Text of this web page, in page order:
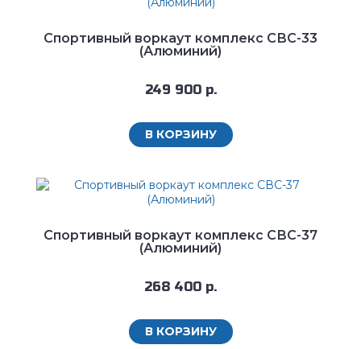
Спортивный воркаут комплекс СВС-33
(Алюминий)
249 900 р.
В КОРЗИНУ
Спортивный воркаут комплекс СВС-37
(Алюминий)
268 400 р.
В КОРЗИНУ